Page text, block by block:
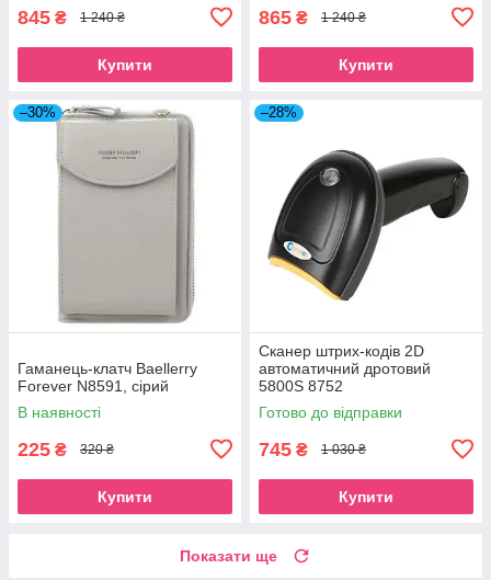
845 ₴ 1 240 ₴
Купити
865 ₴ 1 240 ₴
Купити
–30%
Гаманець-клатч Baellerry
Forever N8591, сірий
В наявності
225 ₴ 320 ₴
Купити
–28%
Сканер штрих-кодів 2D
автоматичний дротовий
5800S 8752
Готово до відправки
745 ₴ 1 030 ₴
Купити
Показати ще